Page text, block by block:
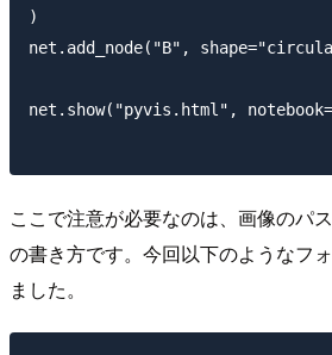
)
net.add_node("B",
net.show("pyvis.html",
ここで注意が必要なのは、画像のパ
の書き方です。今回以下のようなフ
ました。